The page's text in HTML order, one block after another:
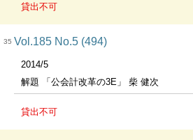
貸出不可
35 Vol.185 No.5 (494)
2014/5
解題 「公会計改革の3E」 柴 健次
貸出不可